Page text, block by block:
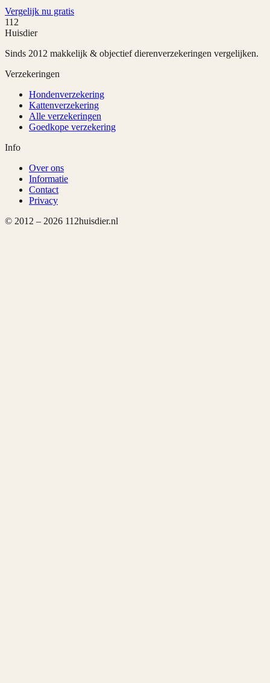
Vergelijk nu gratis
112
Huisdier
Sinds 2012 makkelijk & objectief dierenverzekeringen vergelijken.
Verzekeringen
Hondenverzekering
Kattenverzekering
Alle verzekeringen
Goedkope verzekering
Info
Over ons
Informatie
Contact
Privacy
© 2012 – 2026 112huisdier.nl